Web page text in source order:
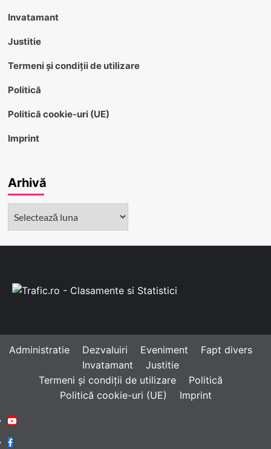
Invatamant
Justitie
Termeni și condiții de utilizare
Politică
Politică cookie-uri (UE)
Imprint
Arhivă
Administratie Dezvaluiri Eveniment
Fapt divers
Invatamant
Justitie
Termeni și condiții de utilizare
Politică
Politică cookie-uri (UE)
Imprint
Youtube
Facebook